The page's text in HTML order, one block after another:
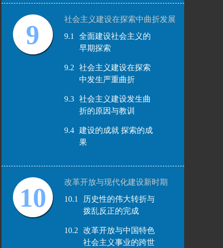
9
社会主义建设在探索中曲折发展
9.1
全面建设社会主义的
早期探索
9.2
社会主义建设在探索
中发生严重曲折
9.3
社会主义建设发生曲
折的原因与教训
9.4
建设的成就 探索的成
果
10
改革开放与现代化建设新时期
10.1
历史性的伟大转折与
拨乱反正的完成
10.2
改革开放与中国特色
社会主义事业的跨世